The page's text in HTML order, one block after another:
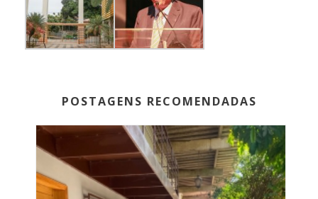
POSTAGENS RECOMENDADAS